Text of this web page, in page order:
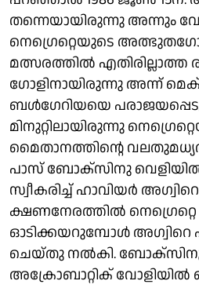
തന്നെയായിരുന്നു അന്നും
നെഗ്രെറ്റെയുടെ
മത്സരത്തില്‍ എതിരില്ലാത്ത
ഗോളിനായിരുന്നു അന്ന്
ബള്‍ഗേറിയയെ
മിനുറ്റിലായിരുന്നു
മൈതാനത്തിന്റെ
പാസ് ബോക്സിനു
സ്വീകരിച്ച് ഹാവിയര്‍
ക്ഷണനേരത്തില്‍
ഓടിക്കയറുമ്പോള്‍ അഗ്വിറെ
ചെയ്തു നല്‍കി.
അക്രോബാറ്റിക് വോളിയില്‍